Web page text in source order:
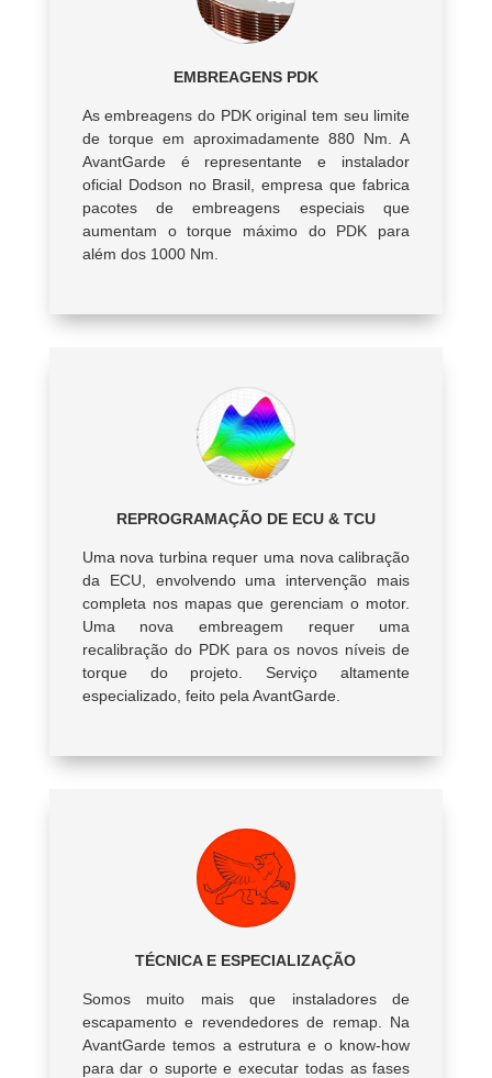
EMBREAGENS PDK
As embreagens do PDK original tem seu limite
de torque em aproximadamente 880 Nm. A
AvantGarde é representante e instalador
oficial Dodson no Brasil, empresa que fabrica
pacotes de embreagens especiais que
aumentam o torque máximo do PDK para
além dos 1000 Nm.
REPROGRAMAÇÃO DE ECU & TCU
Uma nova turbina requer uma nova calibração
da ECU, envolvendo uma intervenção mais
completa nos mapas que gerenciam o motor.
Uma nova embreagem requer uma
recalibração do PDK para os novos níveis de
torque do projeto. Serviço altamente
especializado, feito pela AvantGarde.
TÉCNICA E ESPECIALIZAÇÃO
Somos muito mais que instaladores de
escapamento e revendedores de remap. Na
AvantGarde temos a estrutura e o know-how
para dar o suporte e executar todas as fases